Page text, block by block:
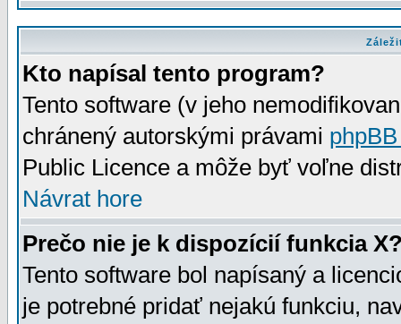
Kto napísal tento program?
Tento software (v jeho
chránený autorskými právami
Public Licence a môže byť voľne
Návrat hore
Prečo nie je k dispozícií funkcia
Tento software bol napísaný a
je potrebné pridať nejakú funkciu,